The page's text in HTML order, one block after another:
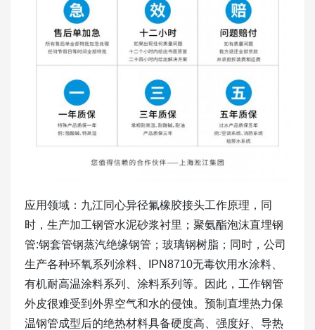
应用领域：九江同心异径氟橡胶接头工作原理，同
时，生产加工钢管水泥砂浆衬里；聚氨酯泡沫直埋钢
管:钢套管钢蒸汽绝缘钢管；玻璃钢树脂；同时，公司
生产各种环氧系列涂料、IPN8710无毒饮用水涂料、
有机耐高温涂料系列、涂料系列等。因此，工作钢管
外皮很难受到外界空气和水的侵蚀。预制直埋热力保
温钢管成型后的绝热材料具备硬度高、强度好、导热